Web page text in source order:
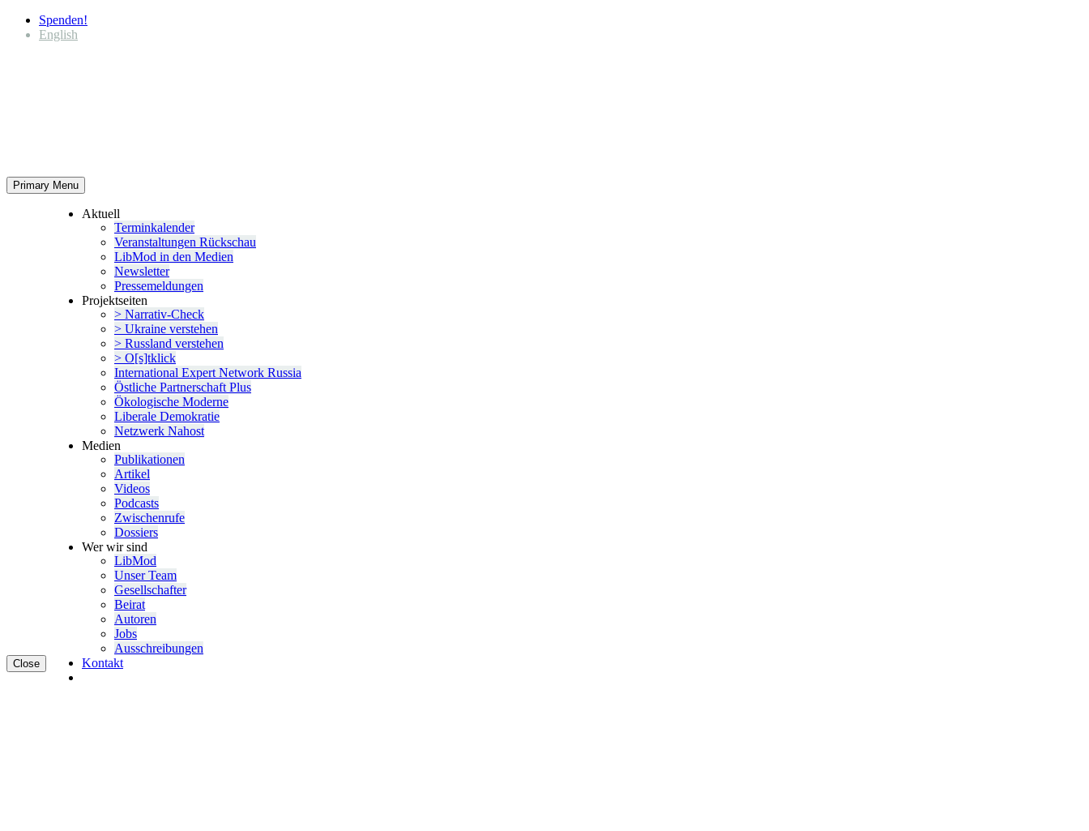
Spenden!
English
Primary Menu
Close
Aktuell
Termin­ka­lender
Veran­stal­tungen Rückschau
LibMod in den Medien
Newsletter
Presse­mel­dungen
Projekt­seiten
> Narrativ-Check
> Ukraine verstehen
> Russland verstehen
> O[s]tklick
Inter­na­tional Expert Network Russia
Östliche Partner­schaft Plus
Ökolo­gische Moderne
Liberale Demokratie
Netzwerk Nahost
Medien
Publi­ka­tionen
Artikel
Videos
Podcasts
Zwischenrufe
Dossiers
Wer wir sind
LibMod
Unser Team
Gesell­schafter
Beirat
Autoren
Jobs
Ausschrei­bungen
Kontakt